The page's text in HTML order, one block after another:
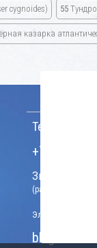
cygnoides) 55
казарка
Телефон:
+7 (906)
Звонки
(рабочие дни,
Электронный
blago-